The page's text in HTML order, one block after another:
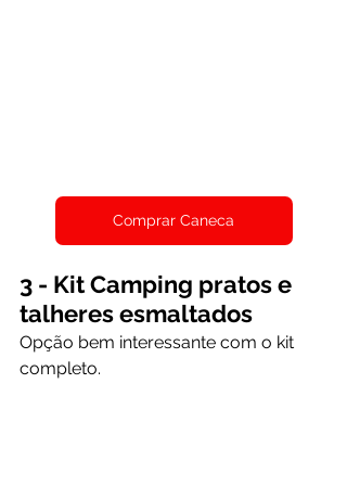
Comprar Caneca
3 - Kit Camping pratos e
talheres esmaltados
Opção bem interessante com o kit
completo.